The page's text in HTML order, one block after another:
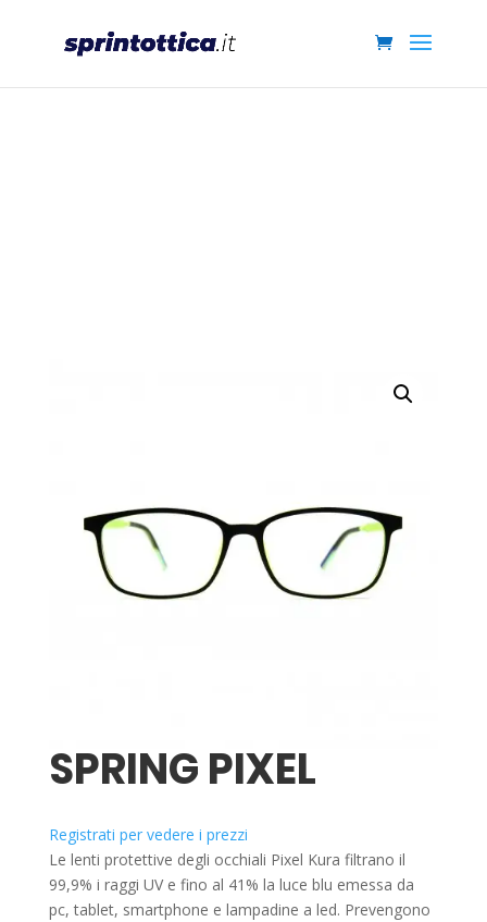
SPRING PIXEL
Registrati per vedere i prezzi
Le lenti protettive degli occhiali Pixel Kura filtrano il
99,9% i raggi UV e fino al 41% la luce blu emessa da
pc, tablet, smartphone e lampadine a led. Prevengono